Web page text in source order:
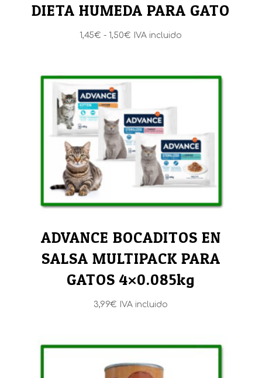
DIETA HUMEDA PARA GATO
1,45€ - 1,50€ Rango
desde
1,50€
IVA incluido
ADVANCE BOCADITOS EN
SALSA MULTIPACK PARA
GATOS 4×0.085kg
3,99€ IVA incluido